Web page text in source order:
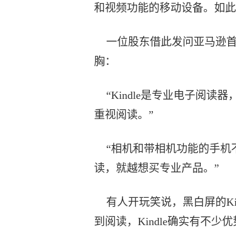
和视频功能的移动设备。如
一位股东借此发问亚马逊首
胸：
“Kindle是专业电子阅读器
重视阅读。”
“相机和带相机功能的手机
读，就越想买专业产品。”
有人开玩笑说，黑白屏的
到阅读，Kindle确实有不少优